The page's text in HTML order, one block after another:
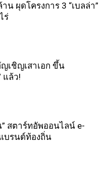
ผุดโครงการ 3 “เบลล่า”
ร่
ญเชิญเสาเอก ขึ้น
แล้ว!
สตาร์ทอัพออนไลน์ e-
บรนด์ท้องถิ่น